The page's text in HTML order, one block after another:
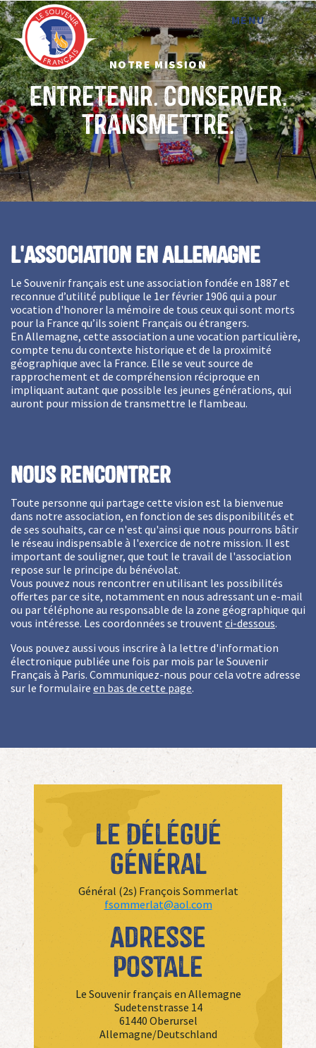
MENU
NOTRE MISSION
Entretenir. conserver.
Transmettre.
L'association en Allemagne
Le Souvenir français est une association fondée en 1887 et
reconnue d’utilité publique le 1er février 1906 qui a pour
vocation d'honorer la mémoire de tous ceux qui sont morts
pour la France qu’ils soient Français ou étrangers.
En Allemagne, cette association a une vocation particulière,
compte tenu du contexte historique et de la proximité
géographique avec la France. Elle se veut source de
rapprochement et de compréhension réciproque en
impliquant autant que possible les jeunes générations, qui
auront pour mission de transmettre le flambeau.
Nous rencontrer
Toute personne qui partage cette vision est la bienvenue
dans notre association, en fonction de ses disponibilités et
de ses souhaits, car ce n'est qu'ainsi que nous pourrons bâtir
le réseau indispensable à l'exercice de notre mission. Il est
important de souligner, que tout le travail de l'association
repose sur le principe du bénévolat.
Vous pouvez nous rencontrer en utilisant les possibilités
offertes par ce site, notamment en nous adressant un e-mail
ou par téléphone au responsable de la zone géographique qui
vous intéresse. Les coordonnées se trouvent ci-dessous.
Vous pouvez aussi vous inscrire à la lettre d'information
électronique publiée une fois par mois par le Souvenir
Français à Paris. Communiquez-nous pour cela votre adresse
sur le formulaire en bas de cette page.
Le Délégué
général
Général (2s) François Sommerlat
fsommerlat@aol.com
Adresse
postale
Le Souvenir français en Allemagne
Sudetenstrasse 14
61440 Oberursel
Allemagne/Deutschland